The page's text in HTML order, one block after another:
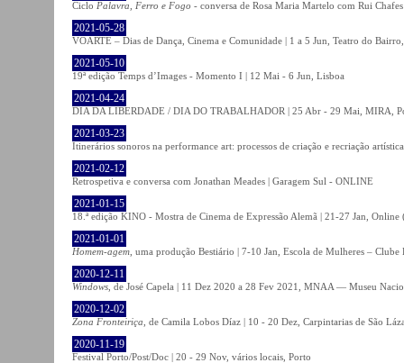
Ciclo Palavra, Ferro e Fogo - conversa de Rosa Maria Martelo com Rui
2021-05-28
VOARTE – Dias de Dança, Cinema e Comunidade | 1 a 5 Jun, Teatro do
2021-05-10
19ª edição Temps d’Images - Momento I | 12 Mai - 6 Jun, Lisboa
2021-04-24
DIA DA LIBERDADE / DIA DO TRABALHADOR | 25 Abr - 29 Mai, MIRA,
2021-03-23
Itinerários sonoros na performance art: processos de criação e recriação
2021-02-12
Retrospetiva e conversa com Jonathan Meades | Garagem Sul - ONLINE
2021-01-15
18.ª edição KINO - Mostra de Cinema de Expressão Alemã | 21-27 Jan,
2021-01-01
Homem-agem , uma produção Bestiário | 7-10 Jan, Escola de Mulheres – Clube
2020-12-11
Windows , de José Capela | 11 Dez 2020 a 28 Fev 2021, MNAA — Museu
2020-12-02
Zona Fronteiriça , de Camila Lobos Díaz | 10 - 20 Dez, Carpintarias de São
2020-11-19
Festival Porto/Post/Doc | 20 - 29 Nov, vários locais, Porto